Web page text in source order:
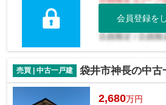
会員登録を
売買 | 中古一戸建 袋井市神長の中古
2,680万円